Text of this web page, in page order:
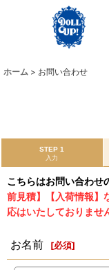
ホーム > お問い合わせ
STEP 1
入力
こちらはお問い合わせ
前見積】【入荷情報】
応はいたしておりませ
お名前 [必須]